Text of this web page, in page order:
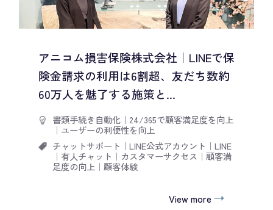
アニコム損害保険株式会社｜LINEで保
険金請求の利用は6割超、友だち数約
60万人を魅了する施策と...
書類手続き自動化｜ 24/365で顧客満足度を向上
｜ ユーザーの利便性を向上
チャットサポート ｜ LINE公式アカウント ｜ LINE
｜ 有人チャット ｜ カスタマーサクセス ｜ 顧客満
足度の向上 ｜ 顧客体験
View more